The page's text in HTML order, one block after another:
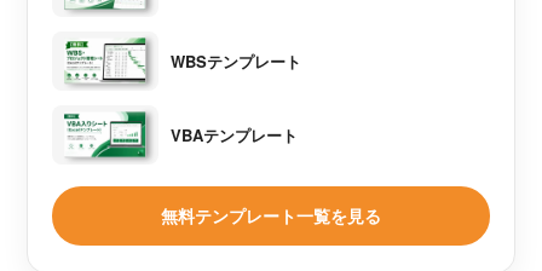
WBSテンプレート
VBAテンプレート
無料テンプレート一覧を見る